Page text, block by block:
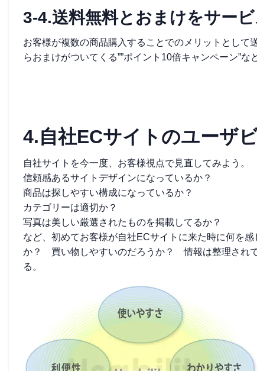
3-4.送料無料とおまけをサービ
お客様が複数の商品購入することでのメリットとして
らおまけがついてくる””ポイント10倍キャンペーン”
4.自社ECサイトのユーザ
自社サイトを今一度、お客様視点で見直してみよう。
信頼感あるサイトデザインになっているか？
商品は探しやすい構成になっているか？
カテゴリーは適切か？
写真は美しい厳選されたものを掲載してるか？
など、初めてお客様が自社ECサイトに来た時に何
か？ 買い物しやすいのだろうか？ 情報は整理され
る。